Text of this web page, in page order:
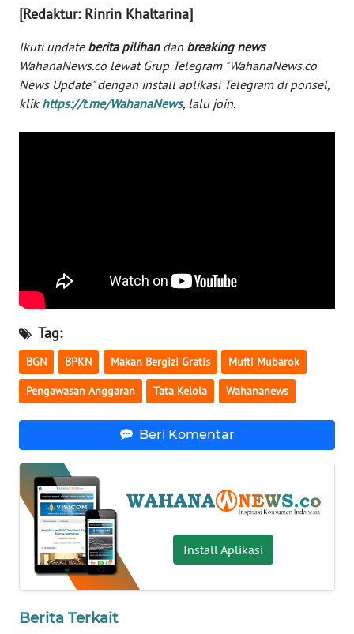
[Redaktur: Rinrin Khaltarina]
Ikuti update berita pilihandan breaking news
WahanaNews.co lewat Grup Telegram "WahanaNews.co
News Update" dengan install aplikasi Telegram di ponsel,
klik https://t.me/WahanaNews, lalu join.
Tag:
BGN BPKN Makan Bergizi Gratis Mufti Mubarok
Pengawasan Anggaran Tata Kelola Wahananews
Beri Komentar
Install Aplikasi
Berita Terkait
WN
WN
MALUKU
TOBA
NIAS
WN
LANGKAT
TAPANULI
SELATAN
WN
TANJUNG
LESUNG